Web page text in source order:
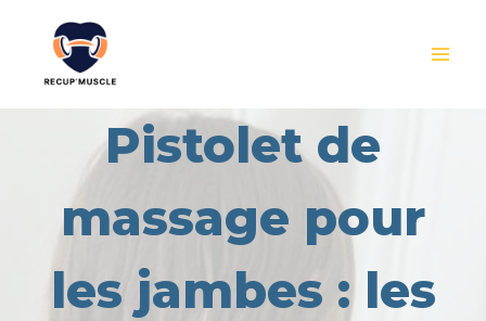
contenu
Pistolet de
massage pour
les jambes : les